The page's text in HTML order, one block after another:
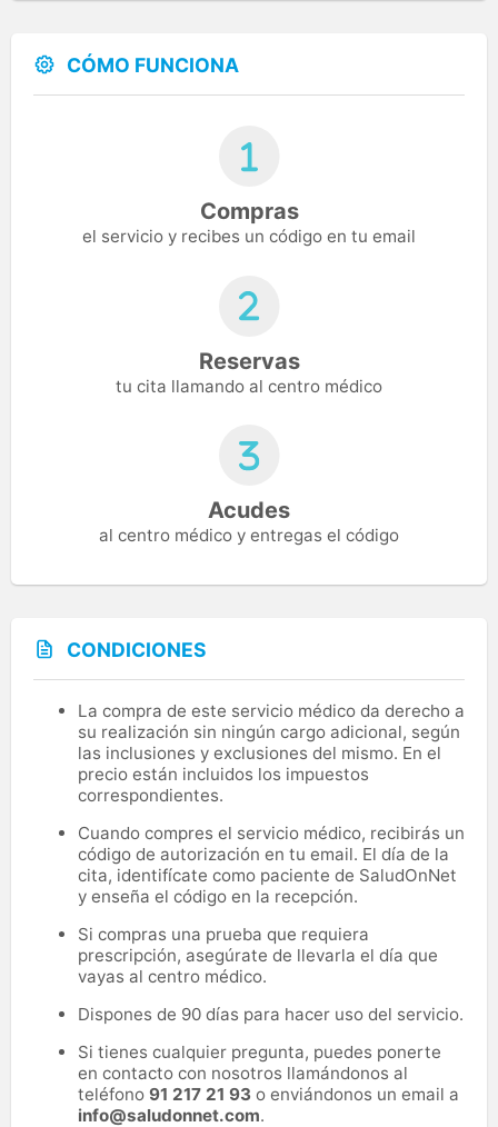
CÓMO FUNCIONA
Compras
el servicio y recibes un código en tu email
Reservas
tu cita llamando al centro médico
Acudes
al centro médico y entregas el código
CONDICIONES
La compra de este servicio médico da derecho a
su realización sin ningún cargo adicional, según
las inclusiones y exclusiones del mismo. En el
precio están incluidos los impuestos
correspondientes.
Cuando compres el servicio médico, recibirás un
código de autorización en tu email. El día de la
cita, identifícate como paciente de SaludOnNet
y enseña el código en la recepción.
Si compras una prueba que requiera
prescripción, asegúrate de llevarla el día que
vayas al centro médico.
Dispones de 90 días para hacer uso del servicio.
Si tienes cualquier pregunta, puedes ponerte
en contacto con nosotros llamándonos al
teléfono 91 217 21 93 o enviándonos un email a
info@saludonnet.com.